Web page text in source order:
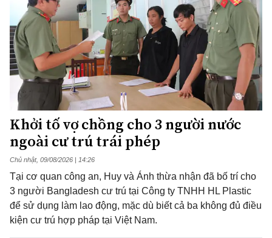
Khởi tố vợ chồng cho 3 người nước
ngoài cư trú trái phép
Chủ nhật, 09/08/2026 | 14:26
Tại cơ quan công an, Huy và Ánh thừa nhận đã bố trí cho
3 người Bangladesh cư trú tại Công ty TNHH HL Plastic
để sử dụng làm lao động, mặc dù biết cả ba không đủ điều
kiện cư trú hợp pháp tại Việt Nam.